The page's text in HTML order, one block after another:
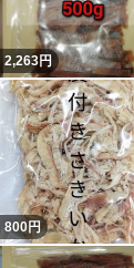
2,263円
800円